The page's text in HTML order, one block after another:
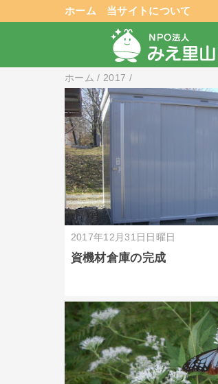
ホーム 当サイトについて
ホーム / 2017 /
2017年12月31日日曜日
資機材倉庫の完成